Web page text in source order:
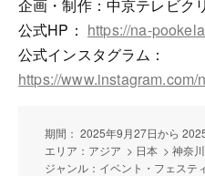
企画・制作：中京テレビク
公式HP： https://na-
公式インスタグラム：
https://www.instagram.com/
期間： 2025年9月27日から
エリア：アジア > 日本 > 神奈川
ジャンル：イベント・フェステ